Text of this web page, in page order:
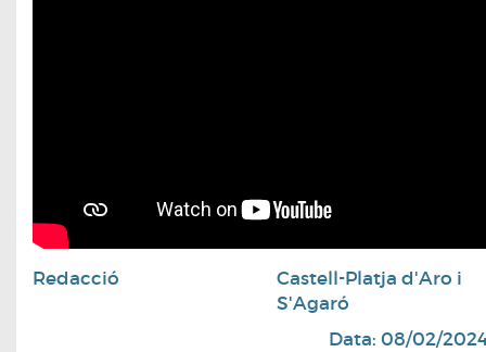
Redacció
Castell-Platja d'Aro i
S'Agaró
Data: 08/02/